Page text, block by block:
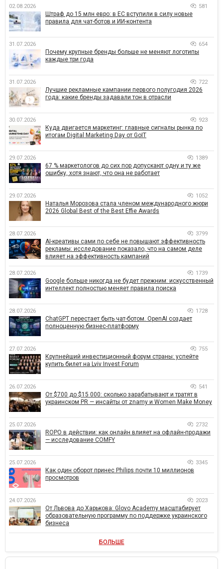
02.08.2026 581
Штраф до 15 млн евро: в ЕС вступили в силу новые
правила для чат-ботов и ИИ-контента
31.07.2026 654
Почему крупные бренды больше не меняют логотипы
каждые три года
31.07.2026 722
Лучшие рекламные кампании первого полугодия 2026
года: какие бренды задавали тон в отрасли
30.07.2026 923
Куда двигается маркетинг: главные сигналы рынка по
итогам Digital Marketing Day от GoIT
29.07.2026 1389
67 % маркетологов до сих пор допускают одну и ту же
ошибку, хотя знают, что она не работает
29.07.2026 1052
Наталья Морозова стала членом международного жюри
2026 Global Best of the Best Effie Awards
28.07.2026 3799
AI-креативы сами по себе не повышают эффективность
рекламы: исследование показало, что на самом деле
влияет на эффективность кампаний
28.07.2026 1739
Google больше никогда не будет прежним: искусственный
интеллект полностью меняет правила поиска
28.07.2026 1728
ChatGPT перестает быть чат-ботом. OpenAI создает
полноценную бизнес-платформу
27.07.2026 755
Крупнейший инвестиционный форум страны: успейте
купить билет на Lviv Invest Forum
26.07.2026 541
От $700 до $15 000: сколько зарабатывают и тратят в
украинском PR — инсайты от znamy и Women Make Money
25.07.2026 2732
ROPO в действии: как онлайн влияет на офлайн-продажи
— исследование COMFY
25.07.2026 3345
Как один оборот принес Philips почти 10 миллионов
просмотров
24.07.2026 2023
От Львова до Харькова: Glovo Academy масштабирует
образовательную программу по поддержке украинского
бизнеса
БОЛЬШЕ